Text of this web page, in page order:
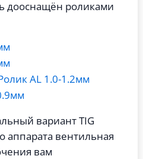
дооснащён роликами
AL 1.0-1.2мм
вариант TIG
аппарата вентильная
вам